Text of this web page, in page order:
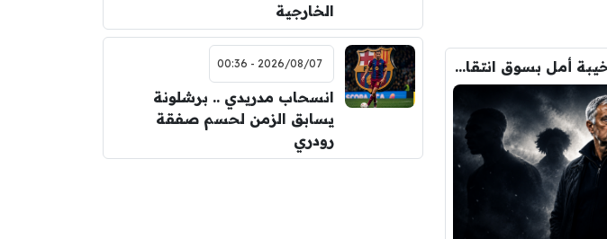
بسبب صفقة واحدة .. خيبة أمل بسوق انتقالات ريال مدريد !
الخارجية
2026/08/07 - 00:36
انسحاب مدريدي .. برشلونة
يسابق الزمن لحسم صفقة
رودري